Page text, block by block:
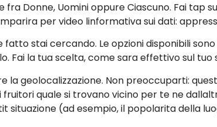
fra Donne, Uomini oppure Ciascuno. Fai
per video linformativa sui dati:
stai cercando. Le opzioni disponibili
Fai la tua scelta, come sara effettivo sul
la geolocalizzazione. Non preoccuparti:
quale si trovano vicino per te ne
(ad esempio, il popolarita della